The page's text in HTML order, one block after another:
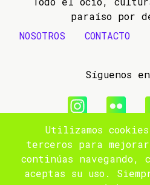
paraíso por
NOSOTROS
CONTACTO
Síguenos
© 2009- 2026 Que Femos
Aviso legal
Utilizamos
terceros para
continúas navegando,
aceptas su uso.